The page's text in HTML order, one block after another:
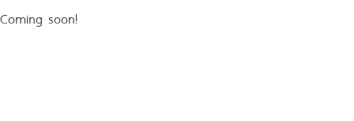
Coming soon!